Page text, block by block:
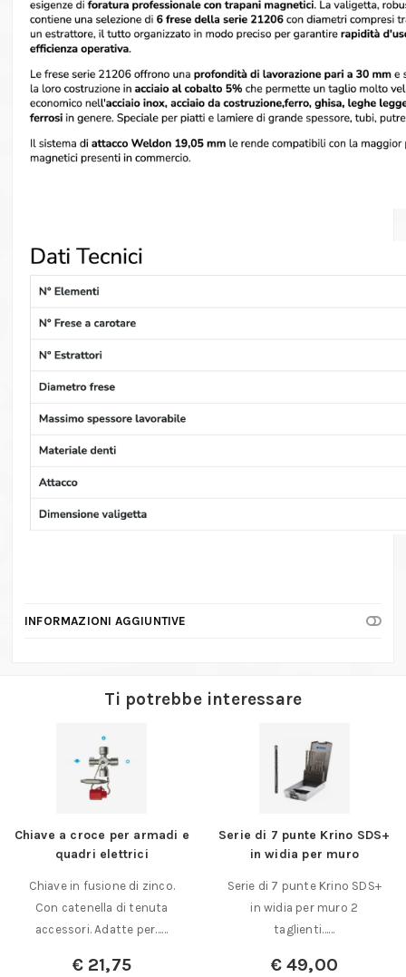
INFORMAZIONI AGGIUNTIVE
Ti potrebbe interessare
Chiave a croce per armadi e
quadri elettrici
Chiave in fusione di zinco.
Con catenella di tenuta
accessori. Adatte per……
€21,75
Serie di 7 punte Krino SDS+
in widia per muro
Serie di 7 punte Krino SDS+
in widia per muro 2
taglienti……
€49,00